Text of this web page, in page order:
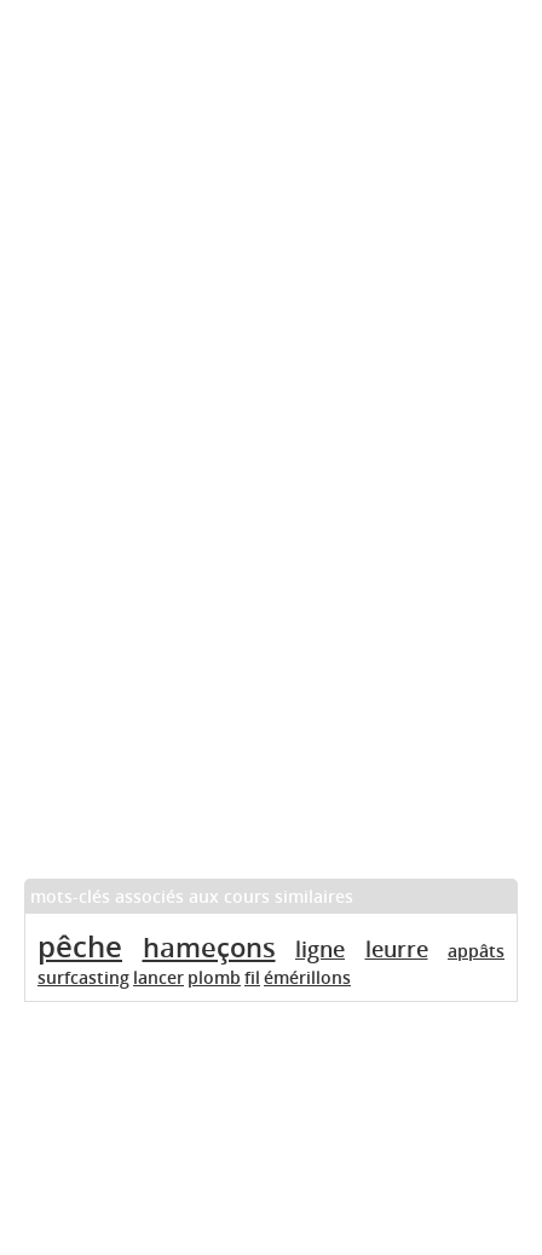
mots-clés associés aux cours similaires
pêche hameçons ligne leurre
appâts
surfcasting lancer plomb fil émérillons